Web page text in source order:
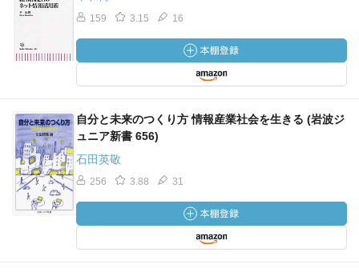
どうもスッキリしなかったら、スッキリするまで手を入れ
手を入れるうちに頭が混乱してきて、何がよいのか自分で
もよくわからなくなるということがまま起こる。
そういうときは、思い切って削る方向で手を入れる。スッ
そこでまず、修飾語を取り除き、連文、複文なら短文に
し、できるだけ単純で短い文章にしてみる。
それでもうまくいかないときは、文章の構造を変えてみ
る。具体的には、主語を変えてみる。
主語を変えれば文章全体が変わらざるを得ない。
主語を変えたとたんに、いままで呻吟していたことがウソ
のように文章が流れ出すということがよくある。
159 3.15 16
自分と未来のつくり方 情報産業社会を生きる (岩波ジ
ュニア新書 656)
石田英敬
256 3.88 31